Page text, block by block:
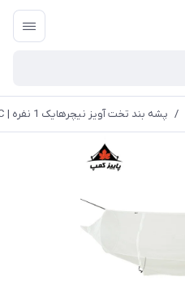
/ پشه بند تخت آویز نیچرهایک 1 نفره | NH18D003-C